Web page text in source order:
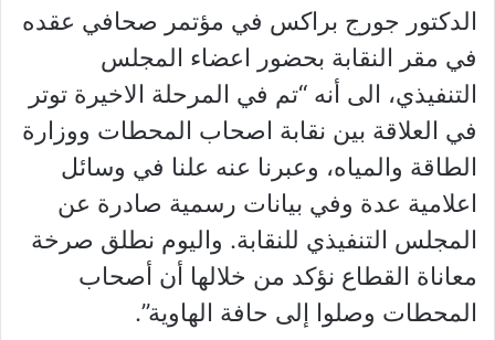
الدكتور جورج براكس في مؤتمر صحافي عقده
في مقر النقابة بحضور اعضاء المجلس
التنفيذي، الى أنه “تم في المرحلة الاخيرة توتر
في العلاقة بين نقابة اصحاب المحطات ووزارة
الطاقة والمياه، وعبرنا عنه علنا في وسائل
اعلامية عدة وفي بيانات رسمية صادرة عن
المجلس التنفيذي للنقابة. واليوم نطلق صرخة
معاناة القطاع نؤكد من خلالها أن أصحاب
المحطات وصلوا إلى حافة الهاوية”.